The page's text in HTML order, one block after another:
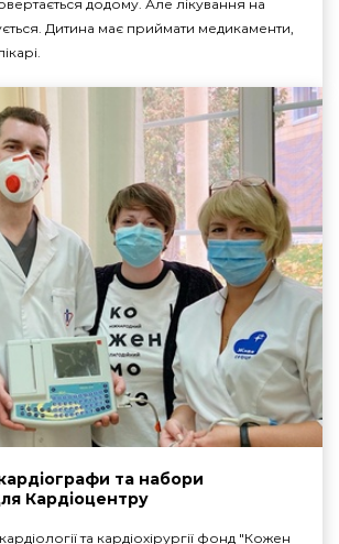
додому. Але лікування на
Дитина має приймати медикаменти,
та набори
Кардіоцентру
та кардіохірургії фонд "Кожен